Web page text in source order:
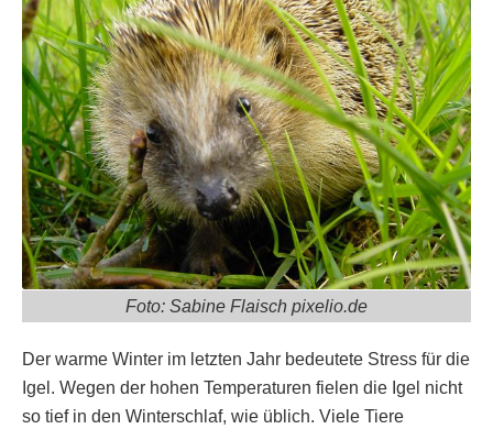
Foto: Sabine Flaisch pixelio.de
Der warme Winter im letzten Jahr bedeutete Stress für die
Igel. Wegen der hohen Temperaturen fielen die Igel nicht
so tief in den Winterschlaf, wie üblich. Viele Tiere